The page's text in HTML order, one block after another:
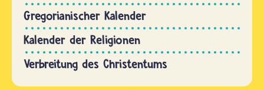
Gregorianischer Kalender
Kalender der Religionen
Verbreitung des Christentums